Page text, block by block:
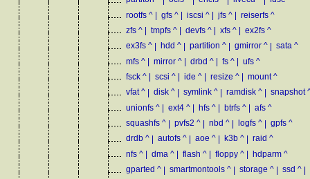
rootfs ^ | gfs ^ | iscsi ^ | jfs ^ | reiserfs ^
zfs ^ tmpfs ^ devfs ^ xfs ^ ex2fs ^
ex3fs ^ | hdd ^ | partition ^ | gmirror ^ | sata ^
mfs ^ | mirror ^ | drbd ^ | fs ^ | ufs ^
fsck ^ scsi ^ ide ^ resize ^ mount ^
vfat ^ | disk ^ | symlink ^ | ramdisk ^ | snapshot
unionfs ^ | ext4 ^ | hfs ^ | btrfs ^ | afs ^
squashfs ^ | pvfs2 ^ | nbd ^ | logfs ^ | gpfs ^
drdb ^ | autofs ^ | aoe ^ | k3b ^ | raid ^
nfs ^ | dma ^ | flash ^ | floppy ^ | hdparm ^
gparted ^ | smartmontools ^ | storage ^ | ssd ^ |